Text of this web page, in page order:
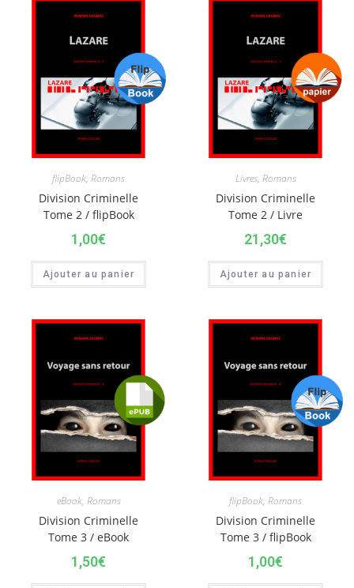
flipBook, Romans
Division Criminelle
Tome 2 / flipBook
1,00€
Ajouter au panier
Livres, Romans
Division Criminelle
Tome 2 / Livre
21,30€
Ajouter au panier
eBook, Romans
Division Criminelle
Tome 3 / eBook
1,50€
flipBook, Romans
Division Criminelle
Tome 3 / flipBook
1,00€